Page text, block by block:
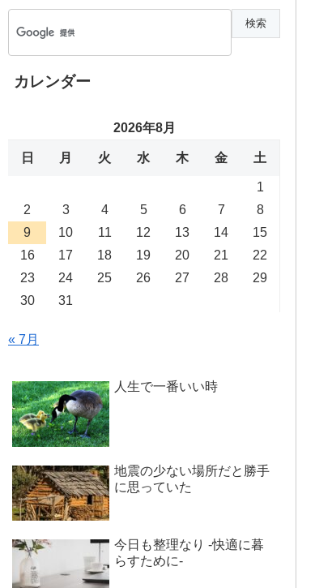
カレンダー
2026年8月
日 月 火 水 木 金 土
1
2
3 4 5 6 7
8
9
10 11 12 13 14
15
16
17 18 19 20 21
22
23
24 25 26 27 28
29
30
31
« 7月
人生で一番いい時
地震の少ない場所だと勝手
に思っていた
今日も整理なり -快適に暮
らすために-